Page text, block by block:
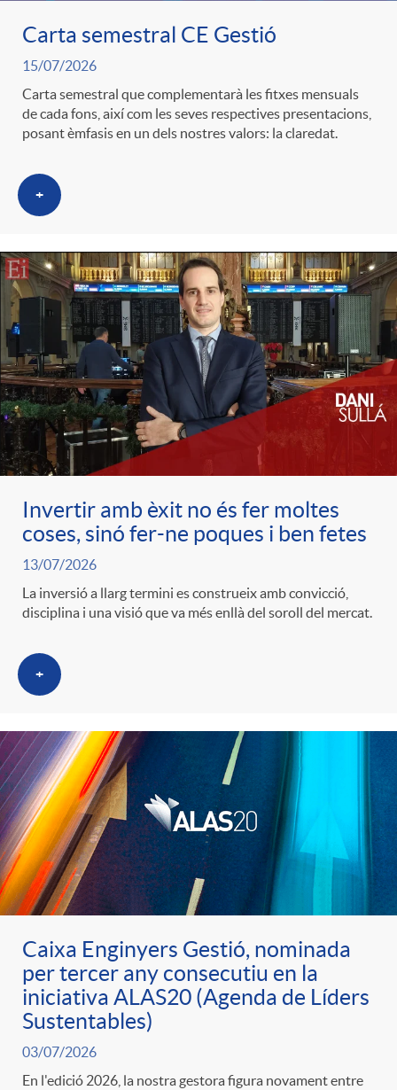
c
a
d
o
r
d
e
c
o
n
t
i
n
g
u
t
s
Carta semestral CE Gestió
15/07/2026
Carta semestral que complementarà les fitxes mensuals
de cada fons, així com les seves respectives presentacions,
posant èmfasis en un dels nostres valors: la claredat.
+
Invertir amb èxit no és fer moltes
coses, sinó fer-ne poques i ben fetes
13/07/2026
La inversió a llarg termini es construeix amb convicció,
disciplina i una visió que va més enllà del soroll del mercat.
+
Caixa Enginyers Gestió, nominada
per tercer any consecutiu en la
iniciativa ALAS20 (Agenda de Líders
Sustentables)
03/07/2026
En l'edició 2026, la nostra gestora figura novament entre